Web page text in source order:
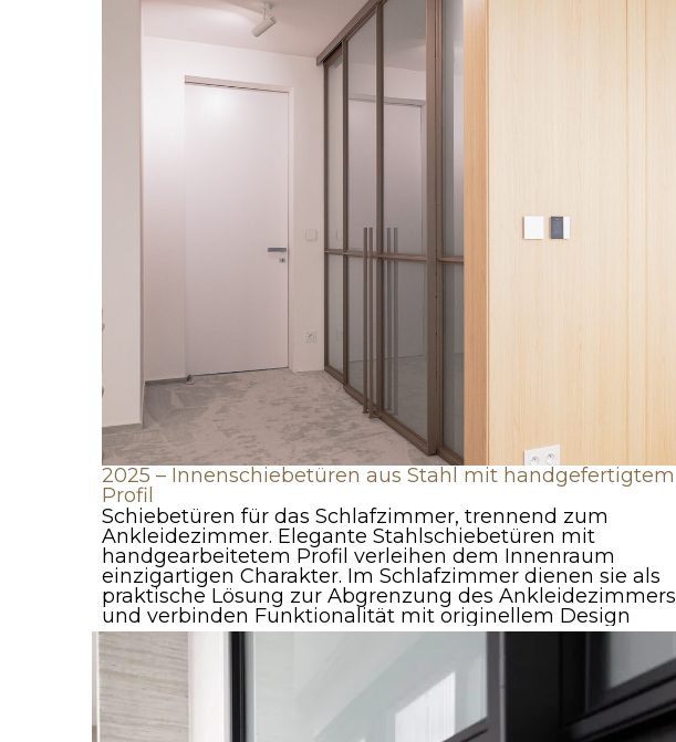
Schiebetüren für das Schlafzimmer, trennend zum
Ankleidezimmer. Elegante Stahlschiebetüren mit
handgearbeitetem Profil verleihen dem Innenraum
einzigartigen Charakter. Im Schlafzimmer dienen sie als
praktische Lösung zur Abgrenzung des Ankleidezimmers
und verbinden Funktionalität mit originellem Design
2025 – Innenschiebetüren aus Stahl mit handgefertigtem
Profil